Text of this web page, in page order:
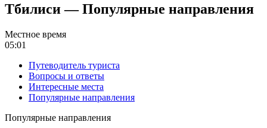
Тбилиси — Популярные направления
Местное время
05:01
Путеводитель туриста
Вопросы и ответы
Интересные места
Популярные направления
Популярные направления